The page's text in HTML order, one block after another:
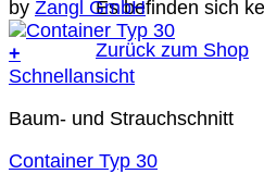
Es befinden sich
Zurück zum Shop
by Zangl GmbH
+
Schnellansicht
Baum- und Strauchschnitt
Container Typ 30